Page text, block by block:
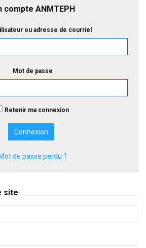
compte ANMTEPH
ou adresse de courriel
Mot de passe
Retenir ma connexion
Mot de passe perdu ?
site